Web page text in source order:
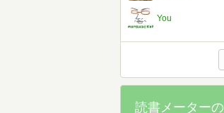
You
読書メーターの